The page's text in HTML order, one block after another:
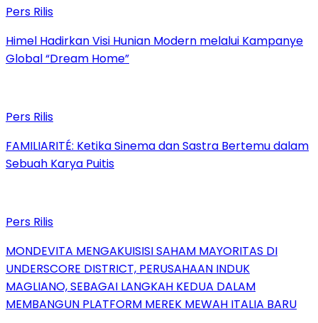
Pers Rilis
Himel Hadirkan Visi Hunian Modern melalui Kampanye
Global “Dream Home”
Pers Rilis
FAMILIARITÉ: Ketika Sinema dan Sastra Bertemu dalam
Sebuah Karya Puitis
Pers Rilis
MONDEVITA MENGAKUISISI SAHAM MAYORITAS DI
UNDERSCORE DISTRICT, PERUSAHAAN INDUK
MAGLIANO, SEBAGAI LANGKAH KEDUA DALAM
MEMBANGUN PLATFORM MEREK MEWAH ITALIA BARU